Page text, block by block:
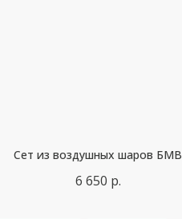
Сет из воздушных шаров БМВ
6 650 р.